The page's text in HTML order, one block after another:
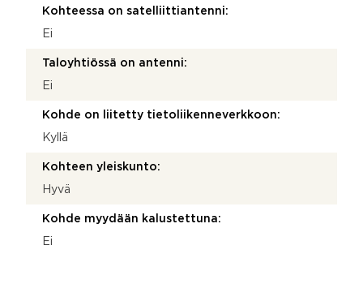
Kohteessa on satelliittiantenni:
Ei
Taloyhtiössä on antenni:
Ei
Kohde on liitetty tietoliikenneverkkoon:
Kyllä
Kohteen yleiskunto:
Hyvä
Kohde myydään kalustettuna:
Ei